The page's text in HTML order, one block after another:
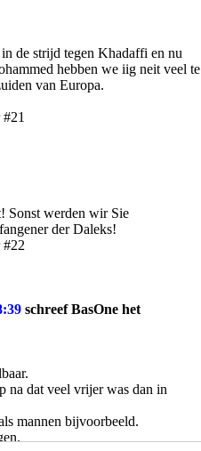
de strijd tegen Khadaffi en nu
hebben we iig neit veel te
van Europa.
#21
Sonst werden wir Sie
der Daleks!
#22
schreef BasOne het
na dat veel vrijer was dan in
mannen bijvoorbeeld.